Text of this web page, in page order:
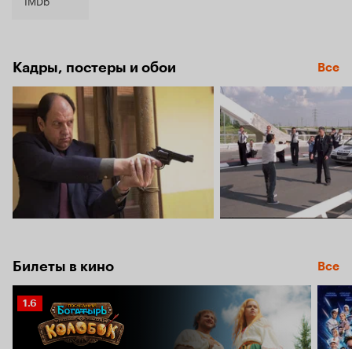
Кадры, постеры и обои Все
Билеты в кино Все
Рейтинг
Кинопоиска
1.6